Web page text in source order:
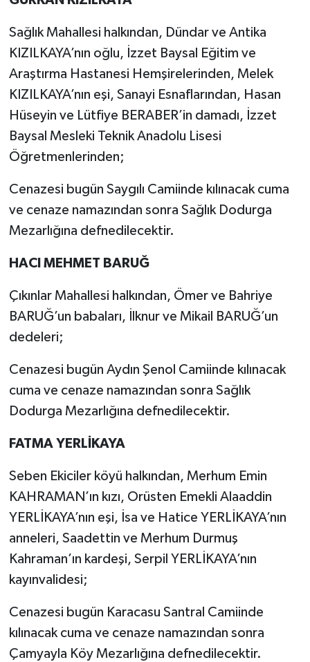
Sağlık Mahallesi halkından, Dündar ve Antika
KIZILKAYA’nın oğlu, İzzet Baysal Eğitim ve
Araştırma Hastanesi Hemşirelerinden, Melek
KIZILKAYA’nın eşi, Sanayi Esnaflarından, Hasan
Hüseyin ve Lütfiye BERABER’in damadı, İzzet
Baysal Mesleki Teknik Anadolu Lisesi
Öğretmenlerinden;
Cenazesi bugün Saygılı Camiinde kılınacak cuma
ve cenaze namazından sonra Sağlık Dodurga
Mezarlığına defnedilecektir.
HACI MEHMET BARUĞ
Çıkınlar Mahallesi halkından, Ömer ve Bahriye
BARUĞ’un babaları, İlknur ve Mikail BARUĞ’un
dedeleri;
Cenazesi bugün Aydın Şenol Camiinde kılınacak
cuma ve cenaze namazından sonra Sağlık
Dodurga Mezarlığına defnedilecektir.
FATMA YERLİKAYA
Seben Ekiciler köyü halkından, Merhum Emin
KAHRAMAN’ın kızı, Orüsten Emekli Alaaddin
YERLİKAYA’nın eşi, İsa ve Hatice YERLİKAYA’nın
anneleri, Saadettin ve Merhum Durmuş
Kahraman’ın kardeşi, Serpil YERLİKAYA’nın
kayınvalidesi;
Cenazesi bugün Karacasu Santral Camiinde
kılınacak cuma ve cenaze namazından sonra
Çamyayla Köy Mezarlığına defnedilecektir.